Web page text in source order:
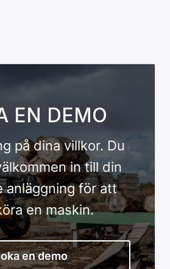
EN DEMO
på dina villkor. Du
in till din
anläggning för att
en maskin.
en demo